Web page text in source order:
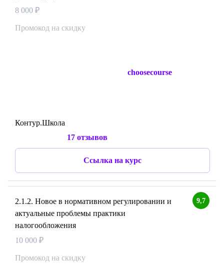
8 000 ₽
Промокод на скидку
choosecourse
Контур.Школа
17 отзывов
Ссылка на курс
9,7
2.1.2. Новое в нормативном регулировании и
актуальные проблемы практики
налогообложения
10 000 ₽
Промокод на скидку